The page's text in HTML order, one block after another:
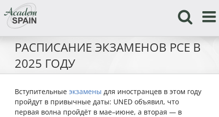
to
content
РАСПИСАНИЕ ЭКЗАМЕНОВ PCE В
2025 ГОДУ
Вступительные экзамены для иностранцев в этом году
пройдут в привычные даты: UNED объявил, что
первая волна пройдёт в мае–июне, а вторая — в